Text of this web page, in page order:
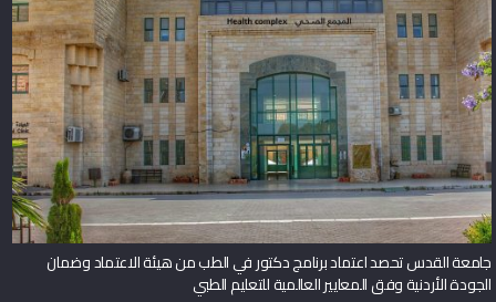
جامعة القدس تحصد اعتماد برنامج دكتور في الطب من هيئة الاعتماد وضمان
الجودة الأردنية وفق المعايير العالمية للتعليم الطبي